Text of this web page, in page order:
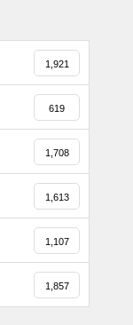
1,921
619
1,708
1,613
1,107
1,857
#sh
磁石 #white
アノレッ
】ピアノ
いてみた
History